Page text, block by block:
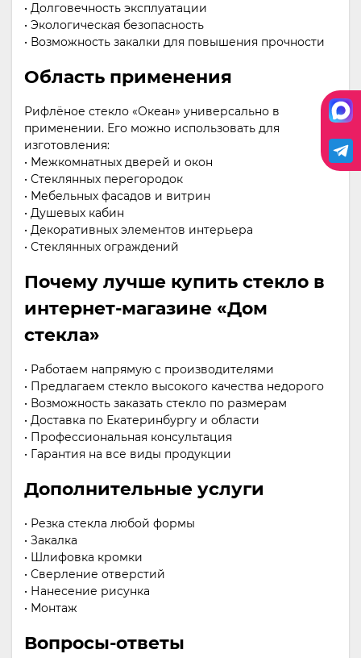
• Долговечность эксплуатации
• Экологическая безопасность
• Возможность закалки для повышения прочности
Область применения
Рифлёное стекло «Океан» универсально в
применении. Его можно использовать для
изготовления:
• Межкомнатных дверей и окон
• Стеклянных перегородок
• Мебельных фасадов и витрин
• Душевых кабин
• Декоративных элементов интерьера
• Стеклянных ограждений
Почему лучше купить стекло в
интернет-магазине «Дом
стекла»
• Работаем напрямую с производителями
• Предлагаем стекло высокого качества недорого
• Возможность заказать стекло по размерам
• Доставка по Екатеринбургу и области
• Профессиональная консультация
• Гарантия на все виды продукции
Дополнительные услуги
• Резка стекла любой формы
• Закалка
• Шлифовка кромки
• Сверление отверстий
• Нанесение рисунка
• Монтаж
Вопросы-ответы